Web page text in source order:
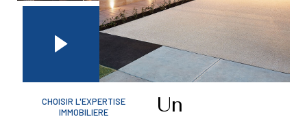
CHOISIR L'EXPERTISE
IMMOBILIERE
Un